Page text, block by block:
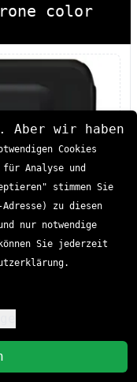
color
Aber wir haben
Cookies
Analyse und
stimmen Sie
zu diesen
nur notwendige
Sie jederzeit